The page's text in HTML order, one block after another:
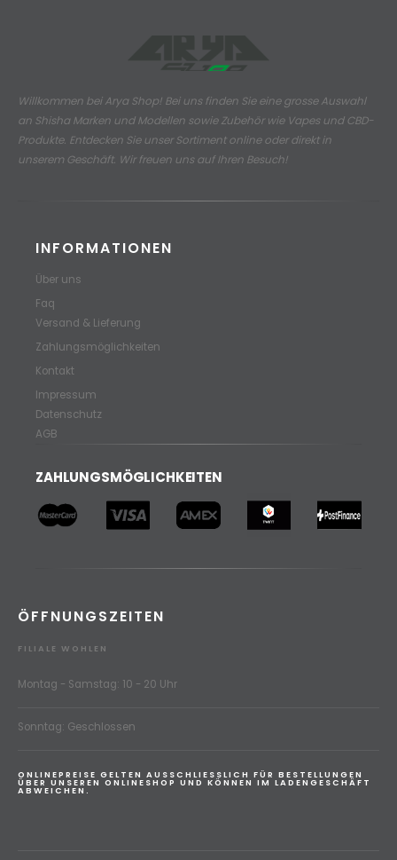
Willkommen bei Arya Shop! Bei uns finden Sie eine grosse Auswahl
an Shisha Marken und Modellen sowie Zubehör wie Vapes und CBD-
Produkte. Entdecken Sie unser Sortiment online oder direkt in
unserem Geschäft. Wir freuen uns auf Ihren Besuch!
INFORMATIONEN
Über uns
Faq
Versand & Lieferung
Zahlungsmöglichkeiten
Kontakt
Impressum
Datenschutz
AGB
ZAHLUNGSMÖGLICHKEITEN
ÖFFNUNGSZEITEN
FILIALE WOHLEN
Montag - Samstag: 10 - 20 Uhr
Sonntag: Geschlossen
ONLINEPREISE GELTEN AUSSCHLIESSLICH FÜR BESTELLUNGEN
ÜBER UNSEREN ONLINESHOP UND KÖNNEN IM LADENGESCHÄFT
ABWEICHEN.